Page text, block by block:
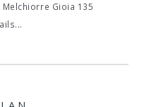
Melchiorre Gioia 135